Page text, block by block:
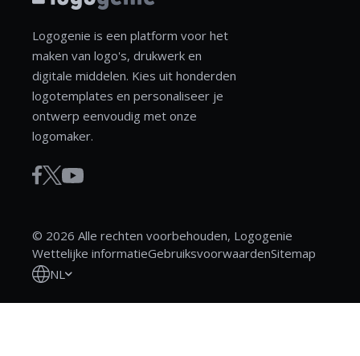
Logogenie is een platform voor het
maken van logo's, drukwerk en
digitale middelen. Kies uit honderden
logotemplates en personaliseer je
ontwerp eenvoudig met onze
logomaker.
© 2026 Alle rechten voorbehouden, Logogenie
Wettelijke informatieGebruiksvoorwaardenSitemap
NL